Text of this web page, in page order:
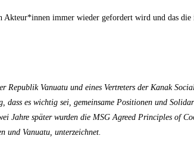
Akteur*innen immer wieder gefordert wird und das
Republik Vanuatu und eines Vertreters der Kanak
es wichtig sei, gemeinsame Positionen und
Jahre später wurden die MSG Agreed Principles of
und Vanuatu, unterzeichnet.